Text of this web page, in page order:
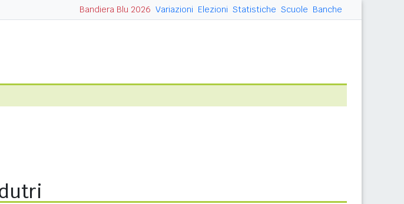
Bandiera Blu 2026 Variazioni Elezioni Statistiche Scuole Banche